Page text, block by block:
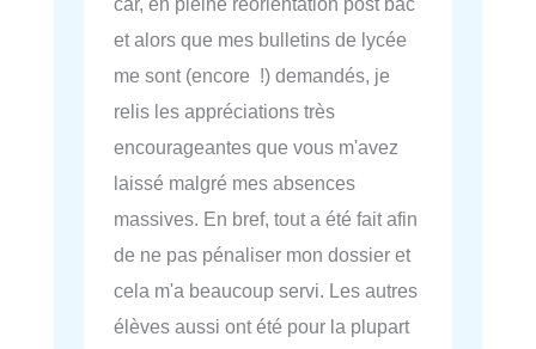
et alors que mes bulletins de lycée
me sont (encore !) demandés, je
relis les appréciations très
encourageantes que vous m'avez
laissé malgré mes absences
massives. En bref, tout a été fait afin
de ne pas pénaliser mon dossier et
cela m'a beaucoup servi. Les autres
élèves aussi ont été pour la plupart